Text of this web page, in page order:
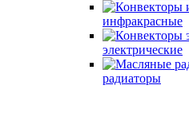
инфракрасные
электрические
радиаторы